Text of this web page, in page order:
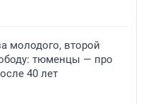
молодого, второй
тюменцы — про
40 лет